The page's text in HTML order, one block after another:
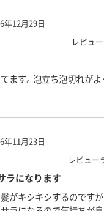
年12月29日
レビュ
ます。泡立ち泡切れがよ
年11月23日
レビュー
ラになります
がキシキシするのです